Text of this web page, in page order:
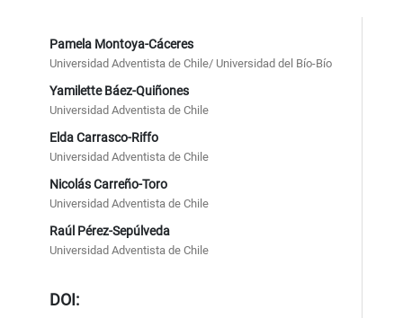
Pamela Montoya-Cáceres
Universidad Adventista de Chile/ Universidad del Bío-Bío
Yamilette Báez-Quiñones
Universidad Adventista de Chile
Elda Carrasco-Riffo
Universidad Adventista de Chile
Nicolás Carreño-Toro
Universidad Adventista de Chile
Raúl Pérez-Sepúlveda
Universidad Adventista de Chile
DOI: